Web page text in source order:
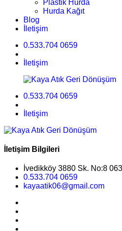
Plastik Hurda
Hurda Kağıt
Blog
İletişim
0.533.704 0659
İletişim
0.533.704 0659
İletişim
İletişim Bilgileri
İvedikköy 3880 Sk. No:8
0.533.704 0659
kayaatik06@gmail.com